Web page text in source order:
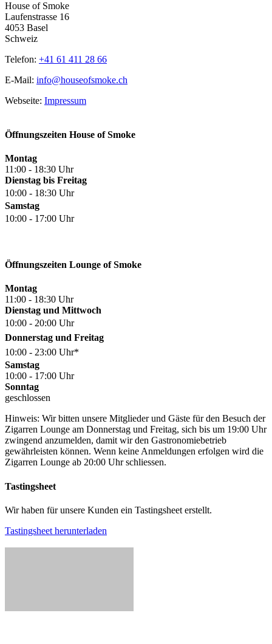
House of Smoke
Laufenstrasse 16
4053 Basel
Schweiz
Telefon: +41 61 411 28 66
E-Mail: info@houseofsmoke.ch
Webseite: Impressum
Öffnungszeiten House of Smoke
Montag
11:00 - 18:30 Uhr
Dienstag bis Freitag
10:00 - 18:30 Uhr
Samstag
10:00 - 17:00 Uhr
Öffnungszeiten Lounge of Smoke
Montag
11:00 - 18:30 Uhr
Dienstag und Mittwoch
10:00 - 20:00 Uhr
Donnerstag und Freitag
10:00 - 23:00 Uhr*
Samstag
10:00 - 17:00 Uhr
Sonntag
geschlossen
Hinweis: Wir bitten unsere Mitglieder und Gäste für den Besuch der
Zigarren Lounge am Donnerstag und Freitag, sich bis um 19:00 Uhr
zwingend anzumelden, damit wir den Gastronomiebetrieb
gewährleisten können. Wenn keine Anmeldungen erfolgen wird die
Zigarren Lounge ab 20:00 Uhr schliessen.
Tastingsheet
Wir haben für unsere Kunden ein Tastingsheet erstellt.
Tastingsheet herunterladen